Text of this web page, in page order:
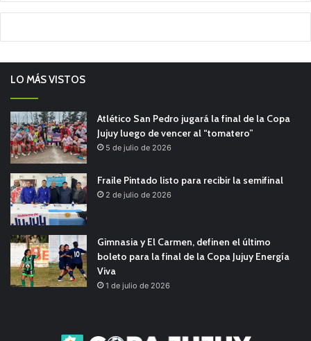
LO MÁS VISTOS
Atlético San Pedro jugará la final de la Copa
Jujuy luego de vencer al “tomatero”
5 de julio de 2026
Fraile Pintado listo para recibir la semifinal
2 de julio de 2026
Gimnasia y El Carmen, definen el último
boleto para la final de la Copa Jujuy Energía
Viva
1 de julio de 2026